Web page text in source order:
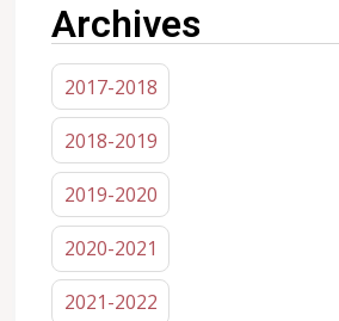
Archives
2017-2018
2018-2019
2019-2020
2020-2021
2021-2022